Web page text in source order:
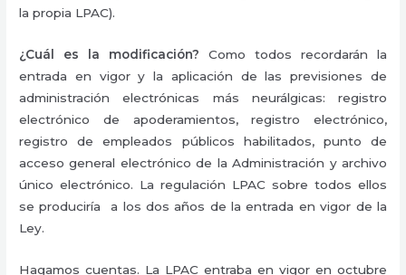
la propia LPAC).
¿Cuál es la modificación? Como todos recordarán la
entrada en vigor y la aplicación de las previsiones de
administración electrónicas más neurálgicas: registro
electrónico de apoderamientos, registro electrónico,
registro de empleados públicos habilitados, punto de
acceso general electrónico de la Administración y archivo
único electrónico. La regulación LPAC sobre todos ellos
se produciría a los dos años de la entrada en vigor de la
Ley.
Hagamos cuentas. La LPAC entraba en vigor en octubre